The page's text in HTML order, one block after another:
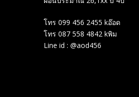
โทร 099 456 2455 kอ๊อด
โทร 087 558 4842 kพิม
Line id : @aod456